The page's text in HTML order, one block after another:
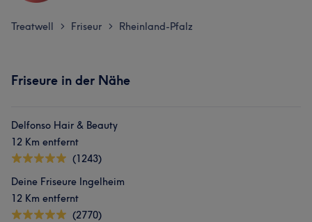
Treatwell > Friseur > Rheinland-Pfalz
Friseure in der Nähe
Delfonso Hair & Beauty
12 Km entfernt
(1243)
Deine Friseure Ingelheim
12 Km entfernt
(2770)